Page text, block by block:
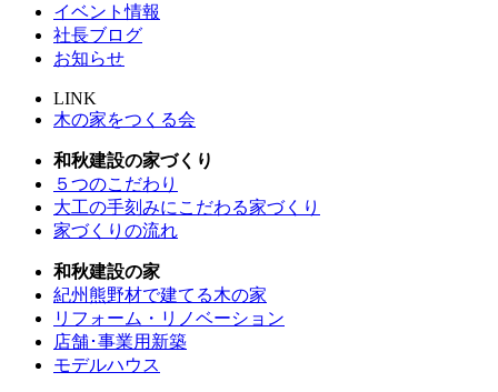
イベント情報
社長ブログ
お知らせ
LINK
木の家をつくる会
和秋建設の家づくり
５つのこだわり
大工の手刻みにこだわる家づくり
家づくりの流れ
和秋建設の家
紀州熊野材で建てる木の家
リフォーム・リノベーション
店舗･事業用新築
モデルハウス